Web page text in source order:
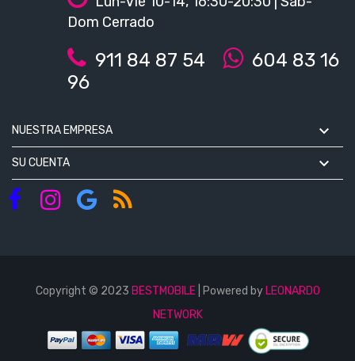
Dom Cerrado
911 84 87 54
604 83 16
96
NUESTRA EMPRESA 
SU CUENTA 
Copyright © 2023 BESTMOBILE| Powered by LEONARDO
NETWORK